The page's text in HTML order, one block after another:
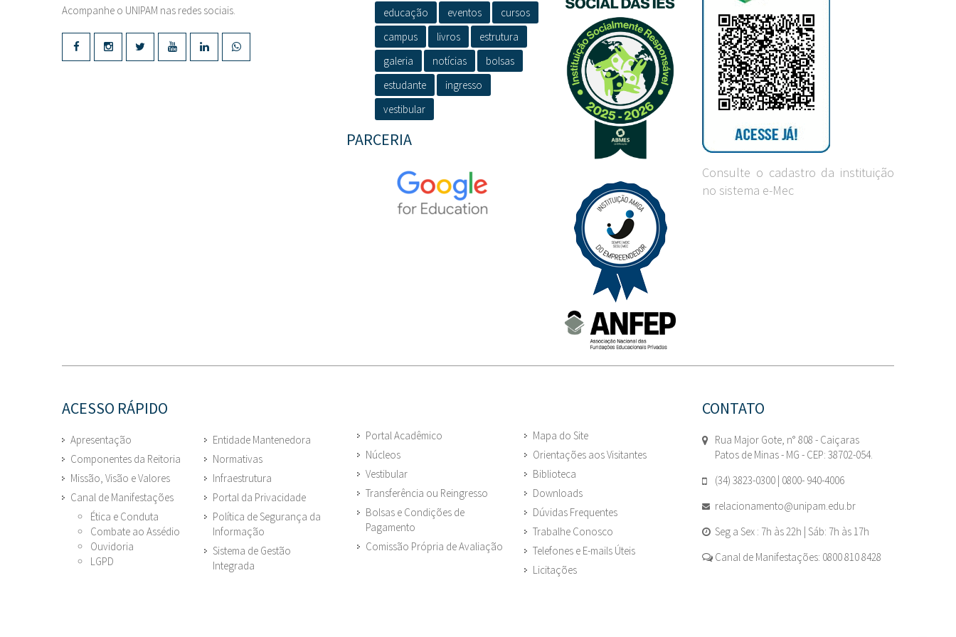
Acompanhe o UNIPAM nas redes sociais. educação eventos
cursos
campus
livros
estrutura
galeria
notícias
bolsas
estudante
ingresso
vestibular
PARCERIA
Consulte o cadastro da instituição
no sistema e-Mec
ACESSO RÁPIDO
Apresentação
Componentes da Reitoria
Missão, Visão e Valores
Canal de Manifestações
Ética e Conduta
Combate ao Assédio
Ouvidoria
LGPD
Entidade Mantenedora
Normativas
Infraestrutura
Portal da Privacidade
Política de Segurança da
Informação
Sistema de Gestão
Integrada
Portal Acadêmico
Núcleos
Vestibular
Transferência ou Reingresso
Bolsas e Condições de
Pagamento
Comissão Própria de Avaliação
Mapa do Site
Orientações aos Visitantes
Biblioteca
Downloads
Dúvidas Frequentes
Trabalhe Conosco
Telefones e E-mails Úteis
Licitações
CONTATO
Rua Major Gote, n° 808 - Caiçaras
Patos de Minas - MG - CEP: 38702-054.
(34) 3823-0300 | 0800- 940-4006
relacionamento@unipam.edu.br
Seg a Sex : 7h às 22h | Sáb: 7h às 17h
Canal de Manifestações: 0800 810 8428